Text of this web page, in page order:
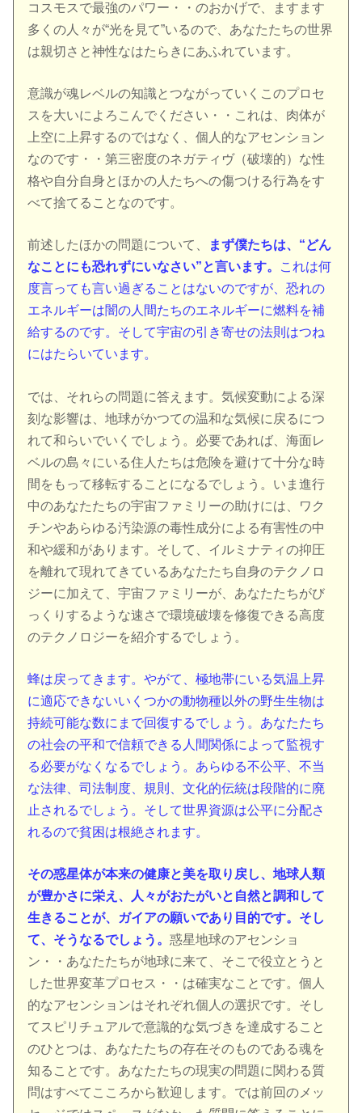
コスモスで最強のパワー・・のおかげで、ますます
多くの人々が“光を見て”いるので、あなたたちの世界
は親切さと神性なはたらきにあふれています。
意識が魂レベルの知識とつながっていくこのプロセ
スを大いによろこんでください・・これは、肉体が
上空に上昇するのではなく、個人的なアセンション
なのです・・第三密度のネガティヴ（破壊的）な性
格や自分自身とほかの人たちへの傷つける行為をす
べて捨てることなのです。
前述したほかの問題について、
まず僕たちは、“どん
なことにも恐れずにいなさい”と言います。
これは何
度言っても言い過ぎることはないのですが、恐れの
エネルギーは闇の人間たちのエネルギーに燃料を補
給するのです。そして宇宙の引き寄せの法則はつね
にはたらいています。
では、それらの問題に答えます。気候変動による深
刻な影響は、地球がかつての温和な気候に戻るにつ
れて和らいでいくでしょう。必要であれば、海面レ
ベルの島々にいる住人たちは危険を避けて十分な時
間をもって移転することになるでしょう。いま進行
中のあなたたちの宇宙ファミリーの助けには、ワク
チンやあらゆる汚染源の毒性成分による有害性の中
和や緩和があります。そして、イルミナティの抑圧
を離れて現れてきているあなたたち自身のテクノロ
ジーに加えて、宇宙ファミリーが、あなたたちがび
っくりするような速さで環境破壊を修復できる高度
のテクノロジーを紹介するでしょう。
蜂は戻ってきます。やがて、極地帯にいる気温上昇
に適応できないいくつかの動物種以外の野生生物は
持続可能な数にまで回復するでしょう。あなたたち
の社会の平和で信頼できる人間関係によって監視す
る必要がなくなるでしょう。あらゆる不公平、不当
な法律、司法制度、規則、文化的伝統は段階的に廃
止されるでしょう。そして世界資源は公平に分配さ
れるので貧困は根絶されます。
その惑星体が本来の健康と美を取り戻し、地球人類
が豊かさに栄え、人々がおたがいと自然と調和して
生きることが、ガイアの願いであり目的です。そし
て、そうなるでしょう。惑星地球のアセンショ
ン・・あなたたちが地球に来て、そこで役立とうと
した世界変革プロセス・・は確実なことです。個人
的なアセンションはそれぞれ個人の選択です。そし
てスピリチュアルで意識的な気づきを達成すること
のひとつは、あなたたちの存在そのものである魂を
知ることです。あなたたちの現実の問題に関わる質
問はすべてこころから歓迎します。では前回のメッ